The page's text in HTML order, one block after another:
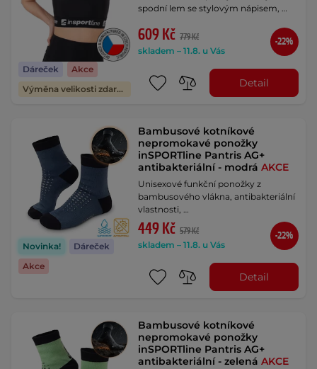
Dáreček
Akce
Výměna velikosti zdarma
spodní lem se stylovým nápisem, …
609 Kč 779 Kč
skladem – 11.8. u Vás
-22%
Detail
Novinka!
Dáreček
Akce
Bambusové kotníkové
nepromokavé ponožky
inSPORTline Pantris AG+
antibakteriální - modráAKCE
Unisexové funkční ponožky z
bambusového vlákna, antibakteriální
vlastnosti, …
449 Kč 579 Kč
skladem – 11.8. u Vás
-22%
Detail
Bambusové kotníkové
nepromokavé ponožky
inSPORTline Pantris AG+
antibakteriální - zelenáAKCE